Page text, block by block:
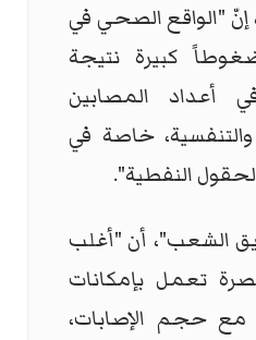
إنّ "الواقع الصحي في
كبيرة نتيجة
أعداد المصابين
والتنفسية، خاصة في
النفطية".
الشعب"، أن "أغلب
تعمل بإمكانات
حجم الإصابات،